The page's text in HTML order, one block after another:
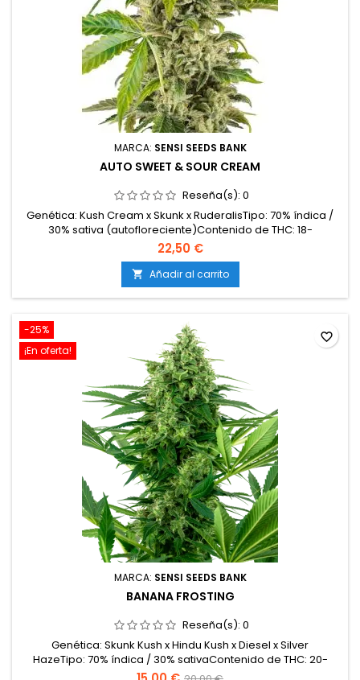
MARCA: SENSI SEEDS BANK
AUTO SWEET & SOUR CREAM
Reseña(s): 0
Genética: Kush Cream x Skunk x RuderalisTipo: 70% índica /
30% sativa (autofloreciente)Contenido de THC: 18-
20%Tiempo de cultivo: 9-10 semanas desde la
germinaciónProducción en interior: hasta 450
g/m²Producción en exterior: 100-120 g/plantaAltura: 70-100
cm en interior; hasta 140 cm en exteriorAromas y
sabores: Dulces y cremosos...
22,50 €
 Añadir al carrito
-25%
¡En oferta!
MARCA: SENSI SEEDS BANK
BANANA FROSTING
Reseña(s): 0
Genética: Skunk Kush x Hindu Kush x Diesel x Silver
HazeTipo: 70% índica / 30% sativaContenido de THC: 20-
22%Tiempo de floración: 8-9 semanas en interiorCosecha
favorite_border